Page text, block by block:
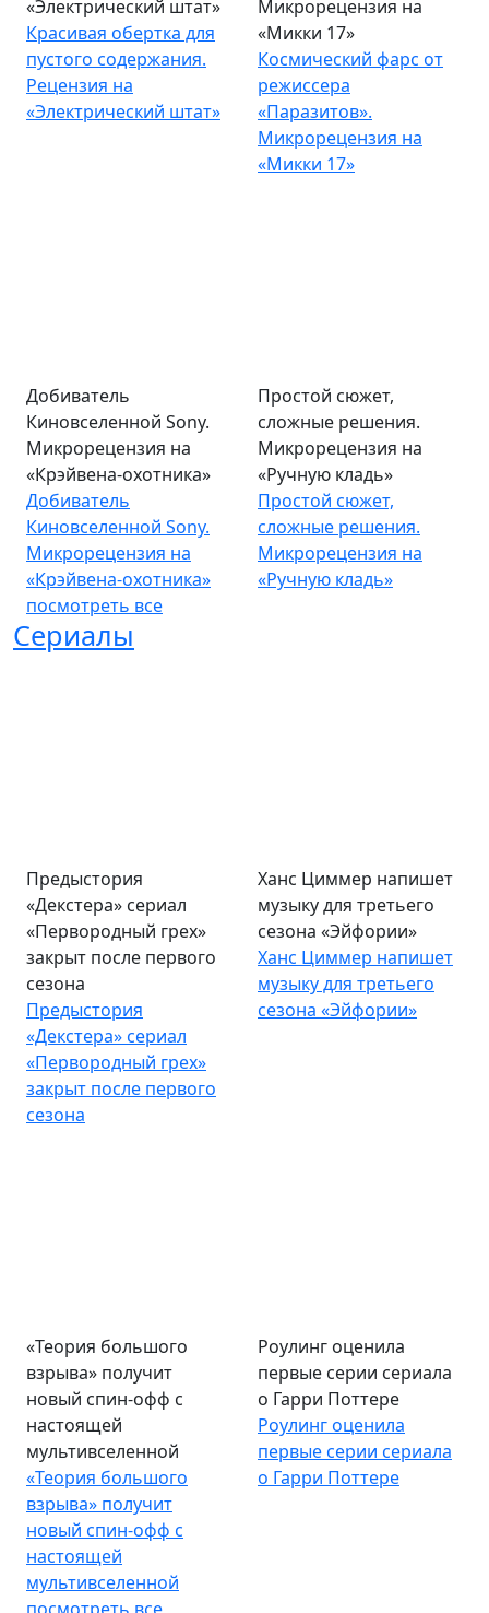
«Электрический штат»
Красивая обертка для
пустого содержания.
Рецензия на
«Электрический штат»
Микрорецензия на
«Микки 17»
Космический фарс от
режиссера
«Паразитов».
Микрорецензия на
«Микки 17»
Добиватель
Киновселенной Sony.
Микрорецензия на
«Крэйвена-охотника»
Добиватель
Киновселенной Sony.
Микрорецензия на
«Крэйвена-охотника»
Простой сюжет,
сложные решения.
Микрорецензия на
«Ручную кладь»
Простой сюжет,
сложные решения.
Микрорецензия на
«Ручную кладь»
посмотреть все
Сериалы
Предыстория
«Декстера» сериал
«Первородный грех»
закрыт после первого
сезона
Предыстория
«Декстера» сериал
«Первородный грех»
закрыт после первого
сезона
Ханс Циммер напишет
музыку для третьего
сезона «Эйфории»
Ханс Циммер напишет
музыку для третьего
сезона «Эйфории»
«Теория большого
взрыва» получит
новый спин-офф с
настоящей
мультивселенной
«Теория большого
взрыва» получит
новый спин-офф с
настоящей
мультивселенной
Роулинг оценила
первые серии сериала
о Гарри Поттере
Роулинг оценила
первые серии сериала
о Гарри Поттере